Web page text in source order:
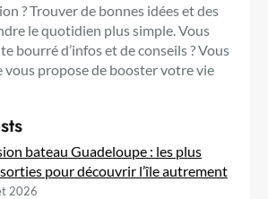
? Trouver de bonnes idées et des
le quotidien plus simple. Vous
bourré d’infos et de conseils ? Vous
vous propose de booster votre vie
bateau Guadeloupe : les plus
pour découvrir l’île autrement
2026